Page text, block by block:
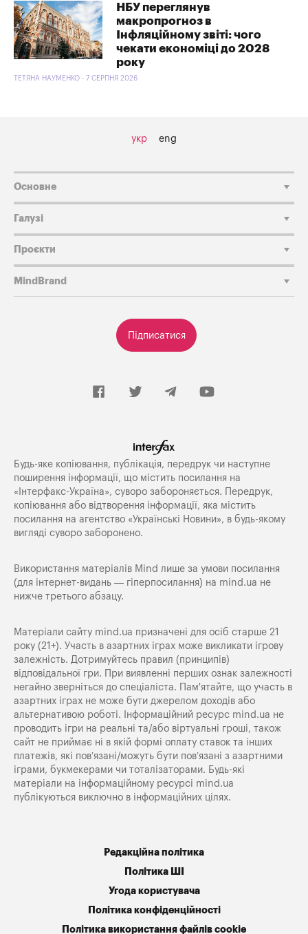
НБУ переглянув
макропрогноз в
Інфляційному звіті: чого
чекати економіці до 2028
року
ТЕТЯНА НАУМЕНКО - 7 СЕРПНЯ 2026
укр eng
Підписатися
Основне
Галузі
Проєкти
MindBrand
Будь-яке копiювання, публiкацiя, передрук чи наступне
поширення iнформацiї, що мiстить посилання на
«Iнтерфакс-Україна», суворо забороняється. Передрук,
копіювання або відтворення інформації, яка містить
посилання на агентство «Українські Новини», в будь-якому
вигляді суворо заборонено.
Використання матеріалів Mind лише за умови посилання
(для інтернет-видань — гіперпосилання) на mind.ua не
нижче третього абзацу.
Матеріали сайту mind.ua призначені для осіб старше 21
року (21+). Участь в азартних іграх може викликати ігрову
залежність. Дотримуйтесь правил (принципів)
відповідальної гри. При виявленні перших ознак залежності
негайно зверніться до спеціаліста. Пам'ятайте, що участь в
азартних іграх не може бути джерелом доходів або
альтернативою роботі. Інформаційний ресурс mind.ua не
проводить ігри на реальні та/або віртуальні гроші, також
сайт не приймає ні в якій формі оплату ставок та інших
платежів, які пов’язані/можуть бути пов’язані з азартними
іграми, букмекерами чи тоталізаторами. Будь-які
матеріали на інформаційному ресурсі mind.ua
публікуються виключно в інформаційних цілях.
Редакційна політика
Політика ШІ
Угода користувача
Політика конфіденційності
Політика використання файлів cookie